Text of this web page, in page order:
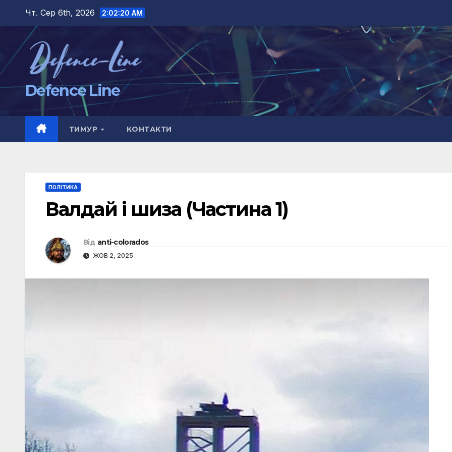
Перейти
вмісту
Чт. Сер 6th, 2026 2:02:21 AM
Defence Line
ТИМУР КОНТАКТИ
ПОЛІТИКА
Валдай і шиза (Частина 1)
Від anti-colorados
ЖОВ 2, 2025